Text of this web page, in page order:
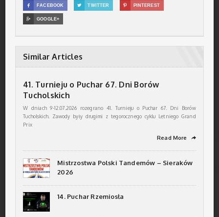
 FACEBOOK  TWITTER  PINTEREST
 GOOGLE+
Similar Articles
41. Turnieju o Puchar 67. Dni Borów
Tucholskich
W dniach 9-12.07.2026 rozegrano 41. Turnieju o Puchar 67. Dni Borów
Tucholskich. Zawody były drugimi z tegorocznego cyklu Letniego Grand
Prix
Read More ➦
Mistrzostwa Polski Tandemów – Sieraków
2026
14. Puchar Rzemiosła